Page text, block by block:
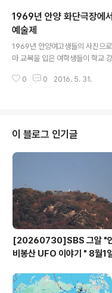
(현 영화아파트) 앞에 위치하고 있
도확장사업으로 1980년 8월 약
석수동 260번지 석수교회앞 삼
한 것이지요. 이때 다리의 방향도
도 돌려 놓아지고, 또 주변 난간이
른 곳 에서 사용하던 가공된 돌이
1969년 안양 화단극장에
예술제
1969년 안양여고생들의 사진으
마 교복을 입은 여학생들이 학교
술제에 참석해 1층과 2층 객석에
따라서 전교생이 모이는 행사는 관
행사를 가졌습니다. 화단극장은
에 개관한 안양지역 최초의 극장
년대 후반까지 3관 체제로 운영되
0 0 2016. 5. 31.
이 블로그 인기글
[20260730]SBS 그알 "
비봉산 UFO 이야기 " 8월1